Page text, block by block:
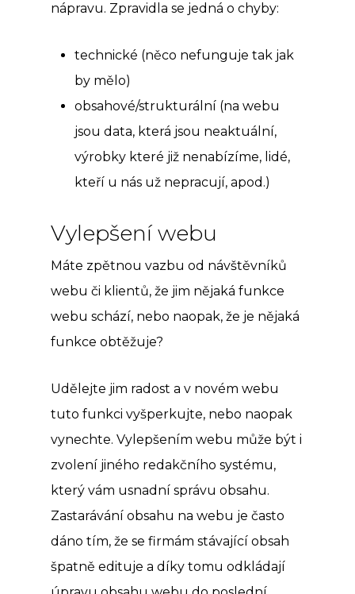
nápravu. Zpravidla se jedná o chyby:
technické (něco nefunguje tak jak
by mělo)
obsahové/strukturální (na webu
jsou data, která jsou neaktuální,
výrobky které již nenabízíme, lidé,
kteří u nás už nepracují, apod.)
Vylepšení webu
Máte zpětnou vazbu od návštěvníků
webu či klientů, že jim nějaká funkce
webu schází, nebo naopak, že je nějaká
funkce obtěžuje?
Udělejte jim radost a v novém webu
tuto funkci vyšperkujte, nebo naopak
vynechte. Vylepšením webu může být i
zvolení jiného redakčního systému,
který vám usnadní správu obsahu.
Zastarávání obsahu na webu je často
dáno tím, že se firmám stávající obsah
špatně edituje a díky tomu odkládají